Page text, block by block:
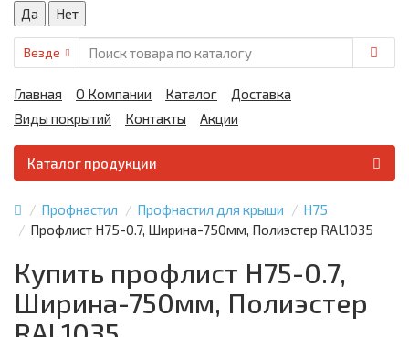
Везде
Главная О Компании Каталог
Доставка
Виды покрытий
Контакты Акции
Каталог продукции
Профнастил Профнастил для крыши
Н75
Профлист Н75-0.7, Ширина-750мм, Полиэстер RAL1035
Купить профлист Н75-0.7,
Ширина-750мм, Полиэстер